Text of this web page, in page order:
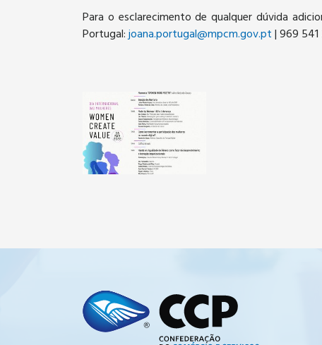
Para o esclarecimento de qualquer dúvida
Portugal:joana.portugal@mpcm.gov.pt| 969